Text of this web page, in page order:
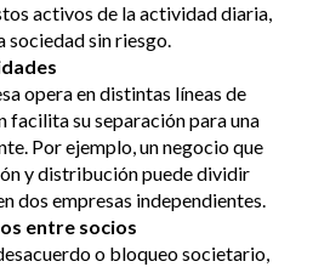
activos de la actividad diaria,
sociedad sin riesgo.
opera en distintas líneas de
facilita su separación para una
Por ejemplo, un negocio que
y distribución puede dividir
dos empresas independientes.
entre socios
o bloqueo societario,